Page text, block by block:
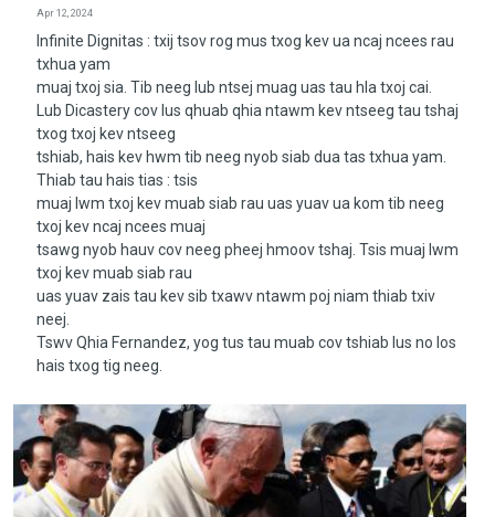
Apr 12, 2024
Infinite Dignitas : txij tsov rog mus txog kev ua ncaj ncees rau
txhua yam
muaj txoj sia. Tib neeg lub ntsej muag uas tau hla txoj cai.
Lub Dicastery cov lus qhuab qhia ntawm kev ntseeg tau tshaj
txog txoj kev ntseeg
tshiab, hais kev hwm tib neeg nyob siab dua tas txhua yam.
Thiab tau hais tias : tsis
muaj lwm txoj kev muab siab rau uas yuav ua kom tib neeg
txoj kev ncaj ncees muaj
tsawg nyob hauv cov neeg pheej hmoov tshaj. Tsis muaj lwm
txoj kev muab siab rau
uas yuav zais tau kev sib txawv ntawm poj niam thiab txiv
neej.
Tswv Qhia Fernandez, yog tus tau muab cov tshiab lus no los
hais txog tig neeg.